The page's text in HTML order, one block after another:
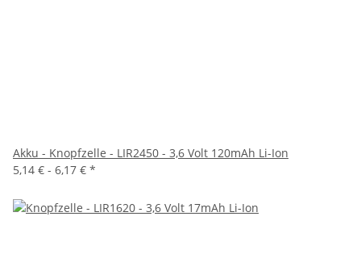
Akku - Knopfzelle - LIR2450 - 3,6 Volt 120mAh Li-Ion
5,14 € - 6,17 € *